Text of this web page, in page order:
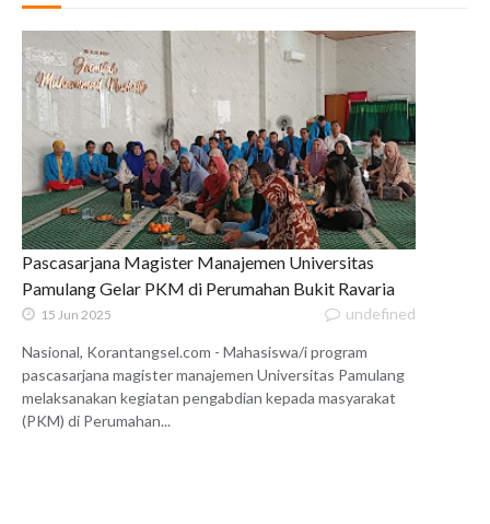
Pascasarjana Magister Manajemen Universitas
Pamulang Gelar PKM di Perumahan Bukit Ravaria
15 Jun 2025 undefined
Nasional, Korantangsel.com - Mahasiswa/i program
pascasarjana magister manajemen Universitas Pamulang
melaksanakan kegiatan pengabdian kepada masyarakat
(PKM) di Perumahan...